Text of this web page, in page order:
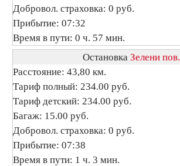
Добровол. страховка: 0 руб.
Прибытие: 07:32
Время в пути: 0 ч. 57 мин.
Остановка Зелени пов.
Расстояние: 43,80 км.
Тариф полный: 234.00 руб.
Тариф детский: 234.00 руб.
Багаж: 15.00 руб.
Добровол. страховка: 0 руб.
Прибытие: 07:38
Время в пути: 1 ч. 3 мин.